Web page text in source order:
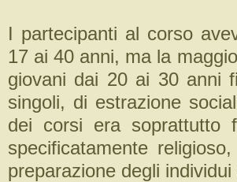
I partecipanti al corso
17 ai 40 anni, ma la
giovani dai 20 ai 30 anni
singoli, di estrazione
dei corsi era soprattutto
specificatamente
preparazione degli